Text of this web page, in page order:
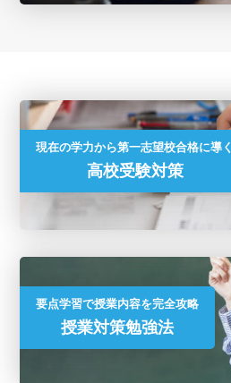
現在の学力から第一志望校合格に導く
高校受験対策
要点学習で授業内容を完全攻略
授業対策勉強法